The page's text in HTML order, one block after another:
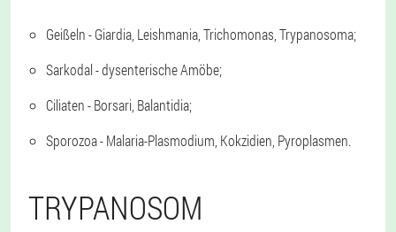
Geißeln - Giardia, Leishmania, Trichomonas, Trypanosoma;
Sarkodal - dysenterische Amöbe;
Ciliaten - Borsari, Balantidia;
Sporozoa - Malaria-Plasmodium, Kokzidien, Pyroplasmen.
TRYPANOSOM